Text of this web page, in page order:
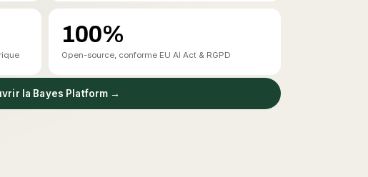
100%
Open-source, conforme EU AI Act & RGPD
la Bayes Platform →